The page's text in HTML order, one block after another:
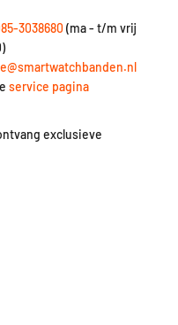
3038680 (ma - t/m vrij
service pagina
exclusieve